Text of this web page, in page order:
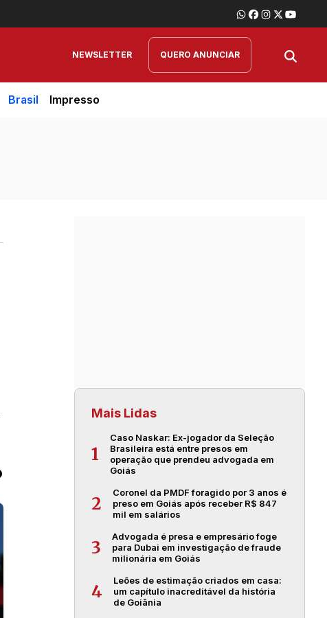
NEWSLETTER QUERO ANUNCIAR
Brasil Impresso
Mais Lidas
1
Caso Naskar: Ex-jogador da Seleção
Brasileira está entre presos em
operação que prendeu advogada em
Goiás
2
Coronel da PMDF foragido por 3 anos é
preso em Goiás após receber R$ 847
mil em salários
3
Advogada é presa e empresário foge
para Dubai em investigação de fraude
milionária em Goiás
4
Leões de estimação criados em casa:
um capítulo inacreditável da história
de Goiânia